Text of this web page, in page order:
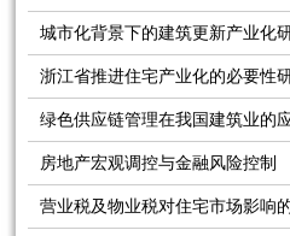
城市化背景下的建筑更新产业化
浙江省推进住宅产业化的必要性
绿色供应链管理在我国建筑业的
房地产宏观调控与金融风险控制
营业税及物业税对住宅市场影响